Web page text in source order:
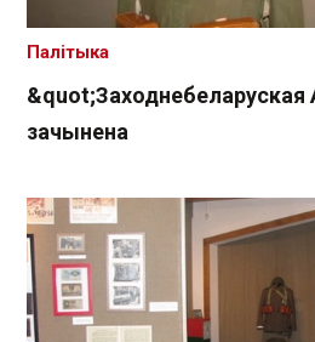
зачынена
Палітыка